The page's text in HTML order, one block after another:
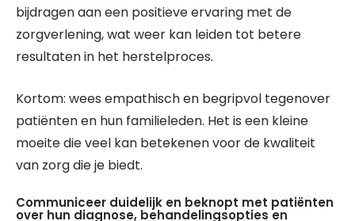
bijdragen aan een positieve ervaring met de
zorgverlening, wat weer kan leiden tot betere
resultaten in het herstelproces.
Kortom: wees empathisch en begripvol tegenover
patiënten en hun familieleden. Het is een kleine
moeite die veel kan betekenen voor de kwaliteit
van zorg die je biedt.
Communiceer duidelijk en beknopt met patiënten
over hun diagnose, behandelingsopties en